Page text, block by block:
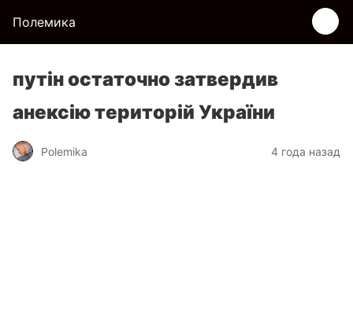
Полемика
путін остаточно затвердив
анексію територій України
Polemika 4 года назад